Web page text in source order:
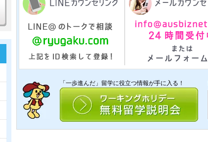
「一歩進んだ」留学に役立つ情報が手に入る！